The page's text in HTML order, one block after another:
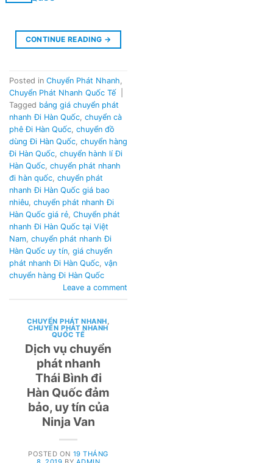
CONTINUE READING →
Posted in Chuyển Phát Nhanh
Chuyển Phát Nhanh Quốc Tế
Tagged bảng giá chuyển phát
nhanh Đi Hàn Quốc chuyển cà
phê Đi Hàn Quốc chuyển đồ
dùng Đi Hàn Quốc chuyển hàng
Đi Hàn Quốc chuyển hành lí Đi
Hàn Quốc chuyển phát nhanh
đi hàn quốc chuyển phát
nhanh Đi Hàn Quốc giá bao
nhiêu chuyển phát nhanh Đi
Hàn Quốc giá rẻ Chuyển phát
nhanh Đi Hàn Quốc tại Việt
Nam chuyển phát nhanh Đi
Hàn Quốc uy tín giá chuyển
phát nhanh Đi Hàn Quốc vận
chuyển hàng Đi Hàn Quốc
Leave a comment
CHUYỂN PHÁT NHANH
CHUYỂN PHÁT NHANH
QUỐC TẾ
Dịch vụ chuyển
phát nhanh
Thái Bình đi
Hàn Quốc đảm
bảo, uy tín của
Ninja Van
POSTED ON 19 THÁNG